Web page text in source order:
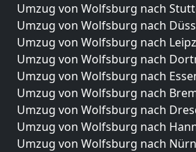
Umzug von Wolfsburg nach
Umzug von Wolfsburg nach
Umzug von Wolfsburg nach
Umzug von Wolfsburg nach
Umzug von Wolfsburg nach
Umzug von Wolfsburg nach
Umzug von Wolfsburg nach
Umzug von Wolfsburg nach
Umzug von Wolfsburg nach